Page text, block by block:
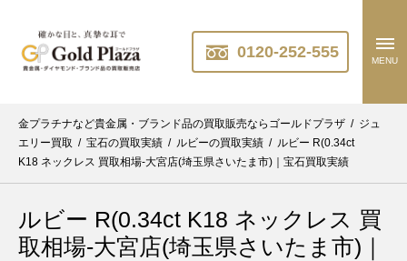
0120-252-555 MENU
金プラチナなど貴金属・ブランド品の買取販売ならゴールドプラザ / ジュ
エリー買取 / 宝石の買取実績 / ルビーの買取実績 / ルビー R(0.34ct
K18 ネックレス 買取相場-大宮店(埼玉県さいたま市)｜宝石買取実績
ルビー R(0.34ct K18 ネックレス 買
取相場-大宮店(埼玉県さいたま市)｜